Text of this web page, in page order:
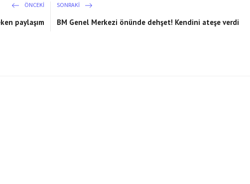
ÖNCEKI
paylaşım
SONRAKI
BM Genel Merkezi önünde dehşet! Kendini ateşe verdi